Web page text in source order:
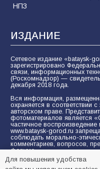
НПЗ
ИЗДАНИЕ
Сетевое издание «bataysk-
зарегистрировано
связи, информационных
(Роскомнадзор) —
декабря 2018 года.
Вся информация,
охраняется в соответствии
авторском праве.
фотоматериалов является
частичное
www.bataysk-gorod.ru
соблюдать морально-
комментариев, вопросов,
форуме.
Политика
Для повышения удобства